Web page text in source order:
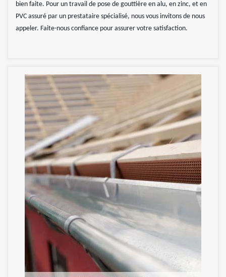
bien faite. Pour un travail de pose de gouttière en alu, en zinc, et en
PVC assuré par un prestataire spécialisé, nous vous invitons de nous
appeler. Faite-nous confiance pour assurer votre satisfaction.